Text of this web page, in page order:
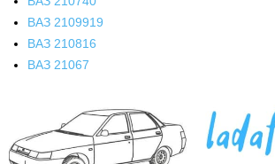
ВАЗ 2109919
ВАЗ 210816
ВАЗ 21067